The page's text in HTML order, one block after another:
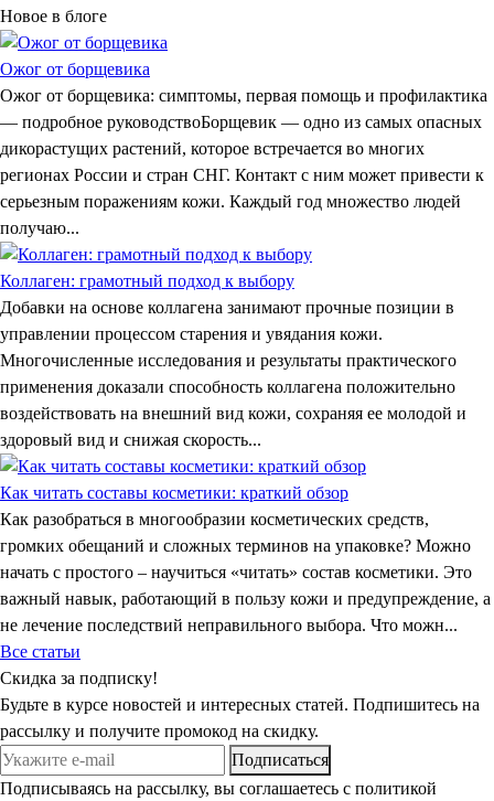
Новое в блоге
Ожог от борщевика
Ожог от борщевика: симптомы, первая помощь и профилактика
— подробное руководствоБорщевик — одно из самых опасных
дикорастущих растений, которое встречается во многих
регионах России и стран СНГ. Контакт с ним может привести к
серьезным поражениям кожи. Каждый год множество людей
получаю...
Коллаген: грамотный подход к выбору
Добавки на основе коллагена занимают прочные позиции в
управлении процессом старения и увядания кожи.
Многочисленные исследования и результаты практического
применения доказали способность коллагена положительно
воздействовать на внешний вид кожи, сохраняя ее молодой и
здоровый вид и снижая скорость...
Как читать составы косметики: краткий обзор
Как разобраться в многообразии косметических средств,
громких обещаний и сложных терминов на упаковке? Можно
начать с простого – научиться «читать» состав косметики. Это
важный навык, работающий в пользу кожи и предупреждение, а
не лечение последствий неправильного выбора. Что можн...
Все статьи
Скидка за подписку!
Будьте в курсе новостей и интересных статей. Подпишитесь на
рассылку и получите промокод на скидку.
Подписаться
Подписываясь на рассылку, вы соглашаетесь с политикой